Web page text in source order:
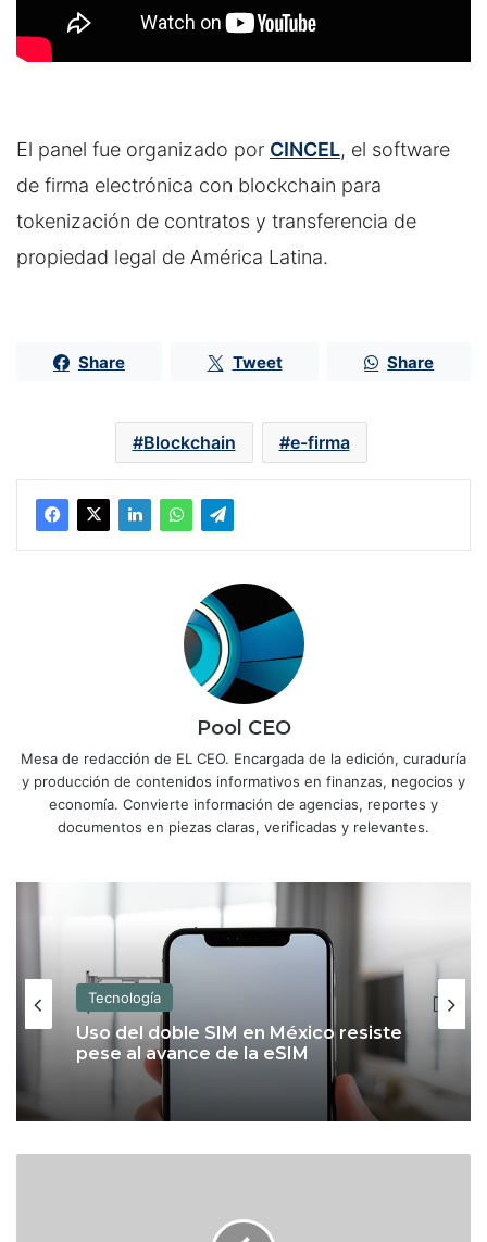
El panel fue organizado por CINCEL, el software
de firma electrónica con blockchain para
tokenización de contratos y transferencia de
propiedad legal de América Latina.
Share Tweet Share
Blockchain e-firma
Pool CEO
Mesa de redacción de EL CEO. Encargada de la edición, curaduría
y producción de contenidos informativos en finanzas, negocios y
economía. Convierte información de agencias, reportes y
documentos en piezas claras, verificadas y relevantes.
Tecnología
Uso del doble SIM en México resiste
pese al avance de la eSIM